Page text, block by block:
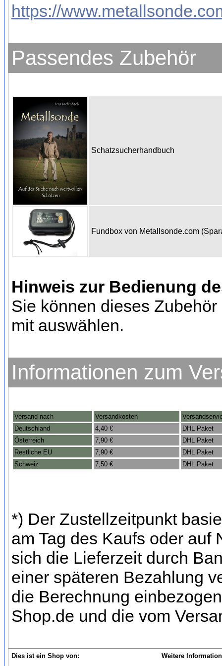
https://
Passendes Zubehör
Schatzsucherhandbuch
Fundbox von Metallsonde.com
Hinweis zur Bedienung
Sie können dieses
mit auswählen.
Informationen zum
Versand nach Versandkosten
Deutschland
4,40 €
DHL Paket
Österreich
7,90 €
DHL Paket
Restliche EU
7,90 €
DHL Paket
Schweiz
7,50 € DHL Paket
*) Der Zustellzeitpunkt
am Tag des Kaufs oder
sich die Lieferzeit durch
einer späteren Bezahlung
die Berechnung
Shop.de und die vom
Dies ist ein Shop von:
Weitere